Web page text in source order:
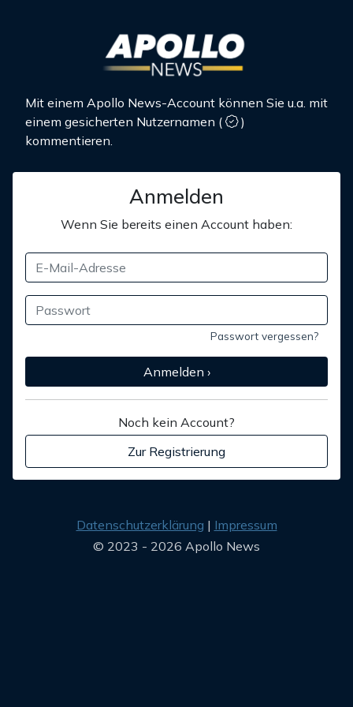
Mit einem Apollo News-Account können Sie u.a. mit
einem gesicherten Nutzernamen (
)
kommentieren.
Anmelden
Wenn Sie bereits einen Account haben:
Passwort vergessen?
Anmelden ›
Noch kein Account?
Zur Registrierung
Datenschutzerklärung
Impressum
© 2023 - 2026 Apollo News